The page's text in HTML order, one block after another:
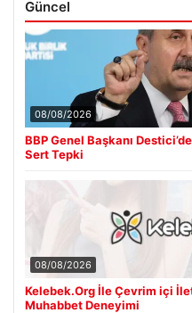
Güncel
08/08/2026
BBP Genel Başkanı
Sert Tepki
08/08/2026
Kelebek.Org İle Çevrim içi
Muhabbet Deneyimi